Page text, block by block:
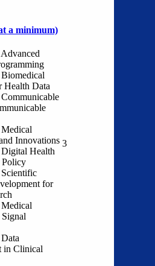
a minimum)
Health Data
Innovations
Health
Policy
for
in Clinical
3